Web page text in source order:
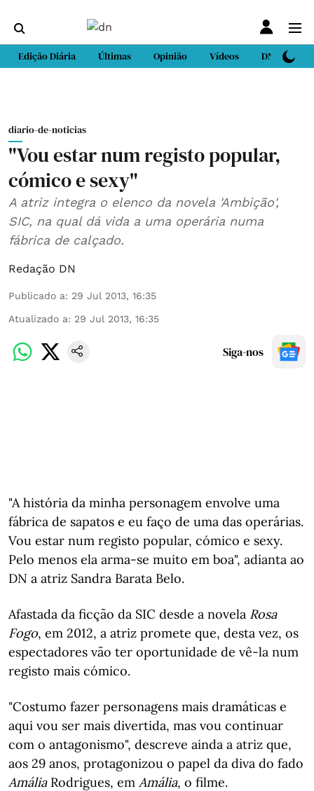
Edição Diária Últimas Opinião Vídeos DN Sport
diario-de-noticias
"Vou estar num registo popular,
cómico e sexy"
A atriz integra o elenco da novela 'Ambição',
SIC, na qual dá vida a uma operária numa
fábrica de calçado.
Redação DN
Publicado a: 29 Jul 2013, 16:35
Atualizado a: 29 Jul 2013, 16:35
Siga-nos
"A história da minha personagem envolve uma
fábrica de sapatos e eu faço de uma das operárias.
Vou estar num registo popular, cómico e sexy.
Pelo menos ela arma-se muito em boa", adianta ao
DN a atriz Sandra Barata Belo.
Afastada da ficção da SIC desde a novela Rosa
Fogo, em 2012, a atriz promete que, desta vez, os
espectadores vão ter oportunidade de vê-la num
registo mais cómico.
"Costumo fazer personagens mais dramáticas e
aqui vou ser mais divertida, mas vou continuar
com o antagonismo", descreve ainda a atriz que,
aos 29 anos, protagonizou o papel da diva do fado
AmáliaRodrigues, em Amália, o filme.